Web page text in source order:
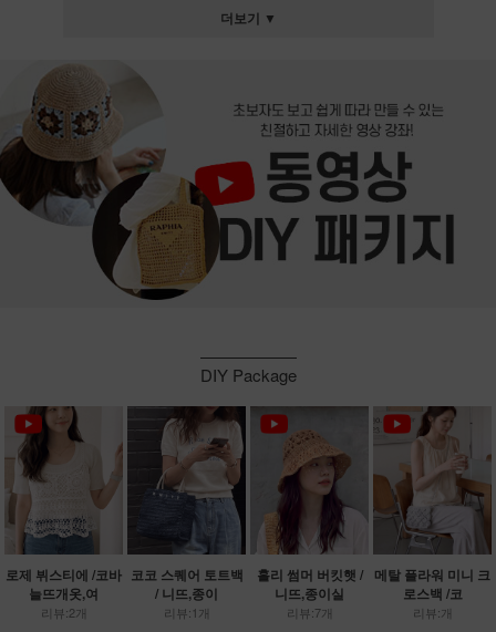
더보기 ▼
DIY Package
로제 뷔스티에 /코바
늘뜨개옷,여
리뷰:2개
코코 스퀘어 토트백
/ 니뜨,종이
리뷰:1개
홀리 썸머 버킷햇 /
니뜨,종이실
리뷰:7개
메탈 플라워 미니 크
로스백 /코
리뷰:개